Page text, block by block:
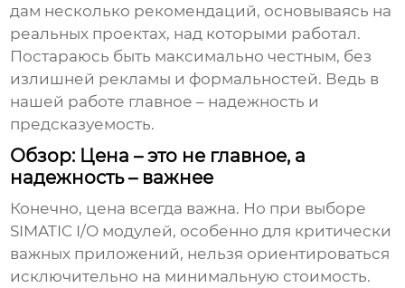
дам несколько рекомендаций, основываясь на
реальных проектах, над которыми работал.
Постараюсь быть максимально честным, без
излишней рекламы и формальностей. Ведь в
нашей работе главное – надежность и
предсказуемость.
Обзор: Цена – это не главное, а
надежность – важнее
Конечно, цена всегда важна. Но при выборе
SIMATIC I/O модулей, особенно для критически
важных приложений, нельзя ориентироваться
исключительно на минимальную стоимость.